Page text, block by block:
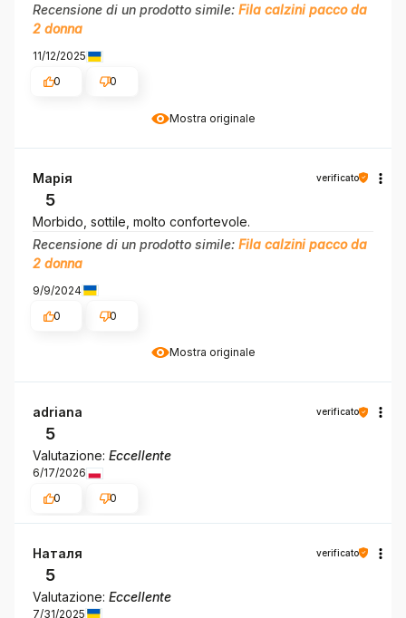
Mostra originale
Recensione di un prodotto simile: Fila calzini pacco da
2 donna
11/12/2025
0
0
Mostra originale
Марія verificato
5
Morbido, sottile, molto confortevole.
Recensione di un prodotto simile: Fila calzini pacco da
2 donna
9/9/2024
0
0
adriana verificato
5
Valutazione: Eccellente
6/17/2026
0
0
Наталя verificato
5
Valutazione: Eccellente
7/31/2025